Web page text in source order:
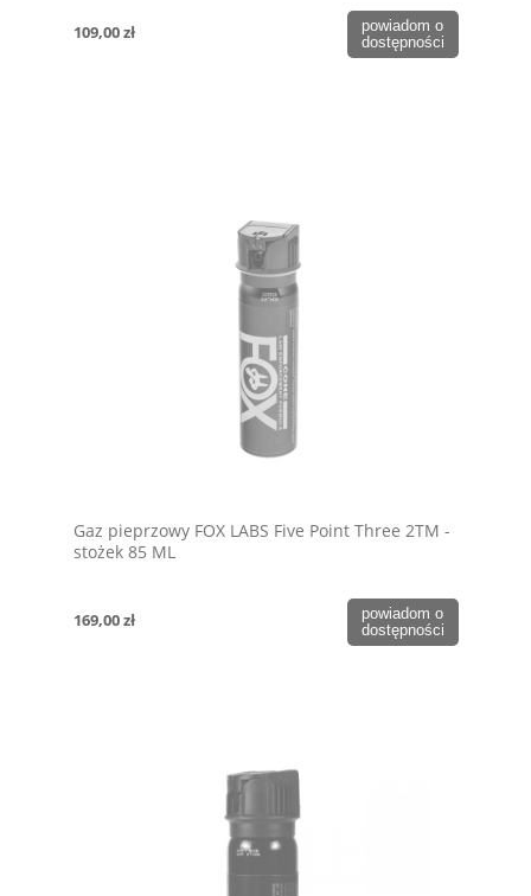
109,00 zł
powiadom o
dostępności
Gaz pieprzowy FOX LABS Five Point Three 2TM -
stożek 85 ML
169,00 zł
powiadom o
dostępności